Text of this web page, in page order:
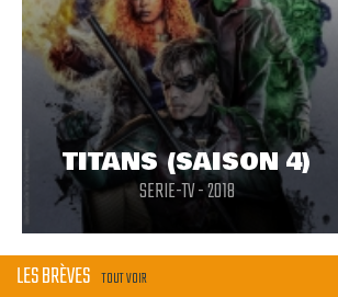
TITANS (SAISON 4)
SERIE-TV - 2018
LES BRÈVES TOUT VOIR